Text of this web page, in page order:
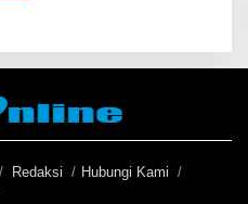
Redaksi
Hubungi Kami